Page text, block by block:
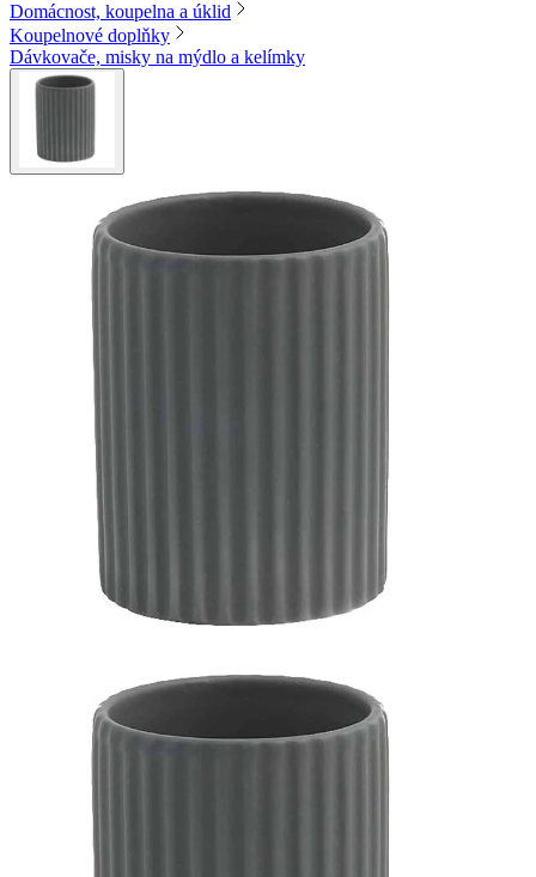
Domácnost, koupelna a úklid
Koupelnové doplňky
Dávkovače, misky na mýdlo a kelímky